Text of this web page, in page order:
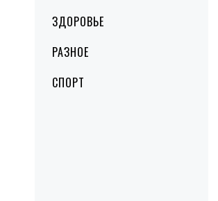
ЗДОРОВЬЕ
РАЗНОЕ
СПОРТ